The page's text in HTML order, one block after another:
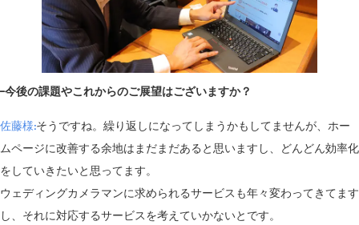
−今後の課題やこれからのご展望はございますか？
佐藤様:そうですね。繰り返しになってしまうかもしてませんが、ホー
ムページに改善する余地はまだまだあると思いますし、どんどん効率化
をしていきたいと思ってます。
ウェディングカメラマンに求められるサービスも年々変わってきてます
し、それに対応するサービスを考えていかないとです。